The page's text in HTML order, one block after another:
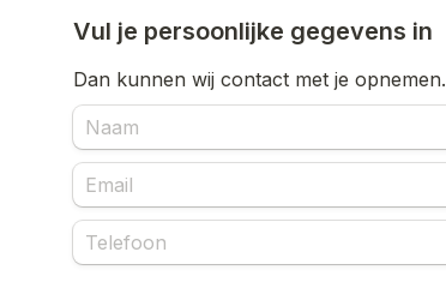
Dan kunnen wij contact met je opnemen.